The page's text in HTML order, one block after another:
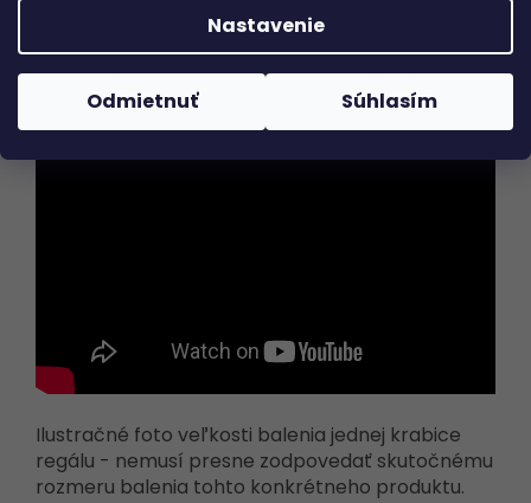
Nastavenie
Odmietnuť Súhlasím
Ilustračné foto veľkosti balenia jednej krabice
regálu - nemusí presne zodpovedať skutočnému
rozmeru balenia tohto konkrétneho produktu.